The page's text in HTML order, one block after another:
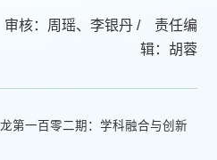
核：周瑶、李银丹 / 责任编
辑：胡蓉
第一百零二期：学科融合与创新